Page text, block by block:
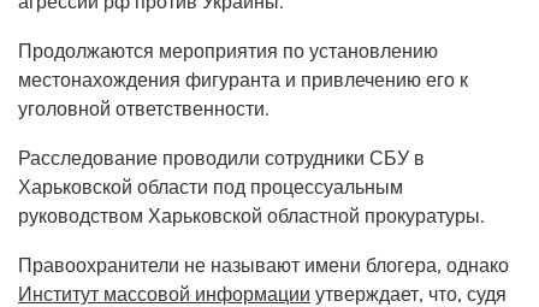
Продолжаются мероприятия по установлению
местонахождения фигуранта и привлечению его к
уголовной ответственности.
Расследование проводили сотрудники СБУ в
Харьковской области под процессуальным
руководством Харьковской областной прокуратуры.
Правоохранители не называют имени блогера, однако
Институт массовой информации утверждает, что, судя